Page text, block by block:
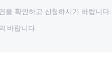
을 확인하고 신청하시기 바랍니다.
바랍니다.